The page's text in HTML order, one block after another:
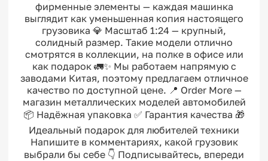
фирменные элементы — каждая машинка
выглядит как уменьшенная копия настоящего
грузовика 💎 Масштаб 1:24 — крупный,
солидный размер. Такие модели отлично
смотрятся в коллекции, на полке в офисе или
как подарок 🚛✨ Мы работаем напрямую с
заводами Китая, поэтому предлагаем отличное
качество по доступной цене. 📍 Order More —
магазин металлических моделей автомобилей
📦 Надёжная упаковка ✅ Гарантия качества 🎁
Идеальный подарок для любителей техники
Напишите в комментариях, какой грузовик
выбрали бы себе 👇 Подписывайтесь, впереди